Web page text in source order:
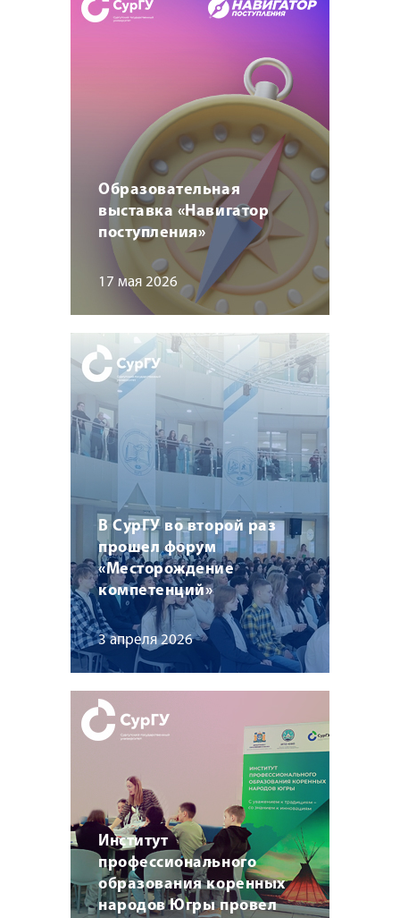
Образовательная
выставка «Навигатор
поступления»
17 мая 2026
В СурГУ во второй раз
прошел форум
«Месторождение
компетенций»
3 апреля 2026
Институт
профессионального
образования коренных
народов Югры провел